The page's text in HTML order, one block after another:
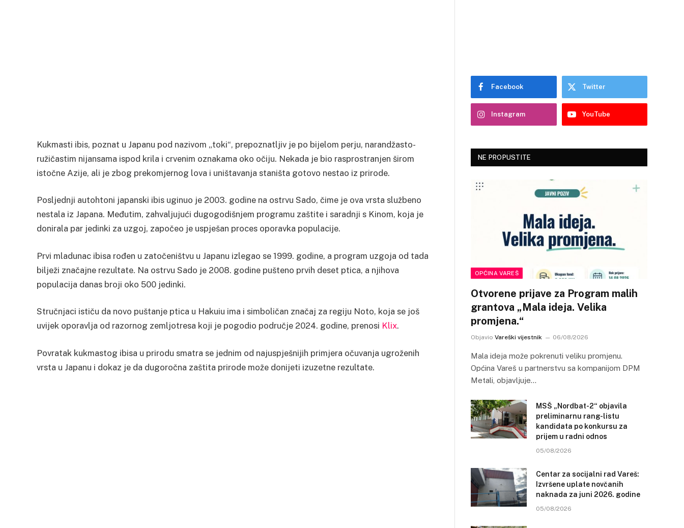
Kukmasti ibis, poznat u Japanu pod nazivom „toki“, prepoznatljiv je po bijelom perju, narandžasto-
ružičastim nijansama ispod krila i crvenim oznakama oko očiju. Nekada je bio rasprostranjen širom
istočne Azije, ali je zbog prekomjernog lova i uništavanja staništa gotovo nestao iz prirode.
Posljednji autohtoni japanski ibis uginuo je 2003. godine na ostrvu Sado, čime je ova vrsta službeno
nestala iz Japana. Međutim, zahvaljujući dugogodišnjem programu zaštite i saradnji s Kinom, koja je
donirala par jedinki za uzgoj, započeo je uspješan proces oporavka populacije.
Prvi mladunac ibisa rođen u zatočeništvu u Japanu izlegao se 1999. godine, a program uzgoja od tada
bilježi značajne rezultate. Na ostrvu Sado je 2008. godine pušteno prvih deset ptica, a njihova
populacija danas broji oko 500 jedinki.
Stručnjaci ističu da novo puštanje ptica u Hakuiu ima i simboličan značaj za regiju Noto, koja se još
uvijek oporavlja od razornog zemljotresa koji je pogodio područje 2024. godine, prenosi Klix.
Povratak kukmastog ibisa u prirodu smatra se jednim od najuspješnijih primjera očuvanja ugroženih
vrsta u Japanu i dokaz je da dugoročna zaštita prirode može donijeti izuzetne rezultate.
Facebook Twitter
Instagram YouTube
NE PROPUSTITE
OPĆINA VAREŠ
Otvorene prijave za Program malih
grantova „Mala ideja. Velika
promjena.“
Objavio Vareški vijestnik 06/08/2026
Mala ideja može pokrenuti veliku promjenu.
Općina Vareš u partnerstvu sa kompanijom DPM
Metali, objavljuje…
MSŠ „Nordbat-2“ objavila
preliminarnu rang-listu
kandidata po konkursu za
prijem u radni odnos
05/08/2026
Centar za socijalni rad Vareš:
Izvršene uplate novčanih
naknada za juni 2026. godine
05/08/2026